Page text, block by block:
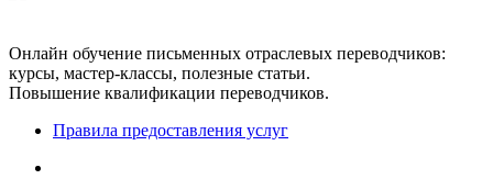
Онлайн обучение письменных отраслевых переводчиков:
курсы, мастер-классы, полезные статьи.
Повышение квалификации переводчиков.
Правила предоставления услуг